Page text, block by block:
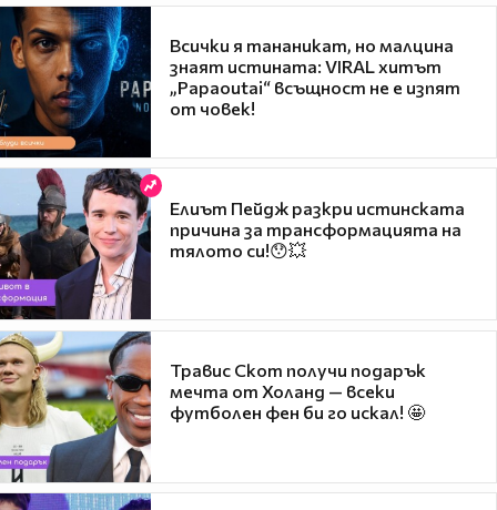
Всички я тананикат, но малцина
знаят истината: VIRAL хитът
„Papaoutai“ всъщност не е изпят
от човек!
Елиът Пейдж разкри истинската
причина за трансформацията на
тялото си!😯💥
Травис Скот получи подарък
мечта от Холанд — всеки
футболен фен би го искал! 🤩